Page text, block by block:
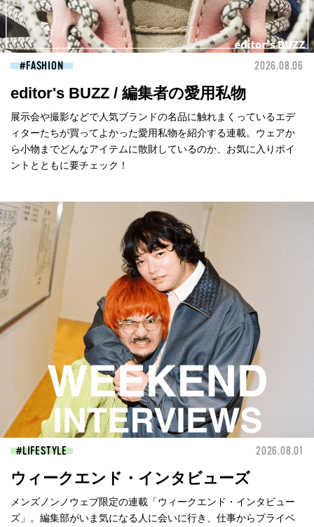
FASHION 2026.08.06
editor's BUZZ / 編集者の愛用私物
展示会や撮影などで人気ブランドの名品に触れまくっているエデ
ィターたちが買ってよかった愛用私物を紹介する連載。ウェアか
ら小物までどんなアイテムに散財しているのか、お気に入りポイ
ントとともに要チェック！
LIFESTYLE 2026.08.01
ウィークエンド・インタビューズ
メンズノンノウェブ限定の連載「ウィークエンド・インタビュー
ズ」。編集部がいま気になる人に会いに行き、仕事からプライベ